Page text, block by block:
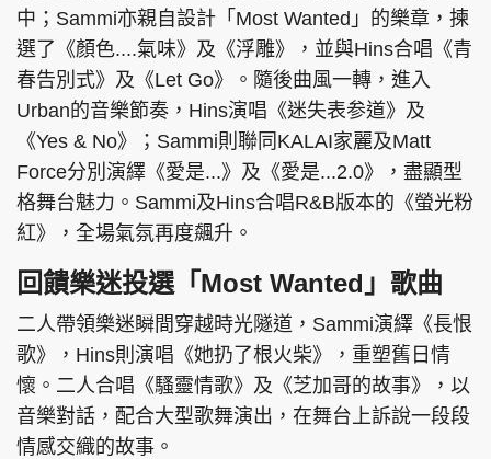
頭條搵工 EDUPLUS
關於我們
聯絡我們
隱私政策聲明
使用條款
版權及免責聲明
Copyright © 東周網 版權所有 . 不得轉載
©Eastweek.com.hk. All rights reserved.
中；Sammi亦親自設計「Most Wanted」的樂章，揀
選了《顏色....氣味》及《浮雕》，並與Hins合唱《青
春告別式》及《Let Go》。隨後曲風一轉，進入
Urban的音樂節奏，Hins演唱《迷失表参道》及
《Yes & No》；Sammi則聯同KALAI家麗及Matt
Force分別演繹《愛是...》及《愛是...2.0》，盡顯型
格舞台魅力。Sammi及Hins合唱R&B版本的《螢光粉
紅》，全場氣氛再度飆升。
回饋樂迷投選「Most Wanted」歌曲
二人帶領樂迷瞬間穿越時光隧道，Sammi演繹《長恨
歌》，Hins則演唱《她扔了根火柴》，重塑舊日情
懷。二人合唱《騷靈情歌》及《芝加哥的故事》，以
音樂對話，配合大型歌舞演出，在舞台上訴說一段段
情感交織的故事。